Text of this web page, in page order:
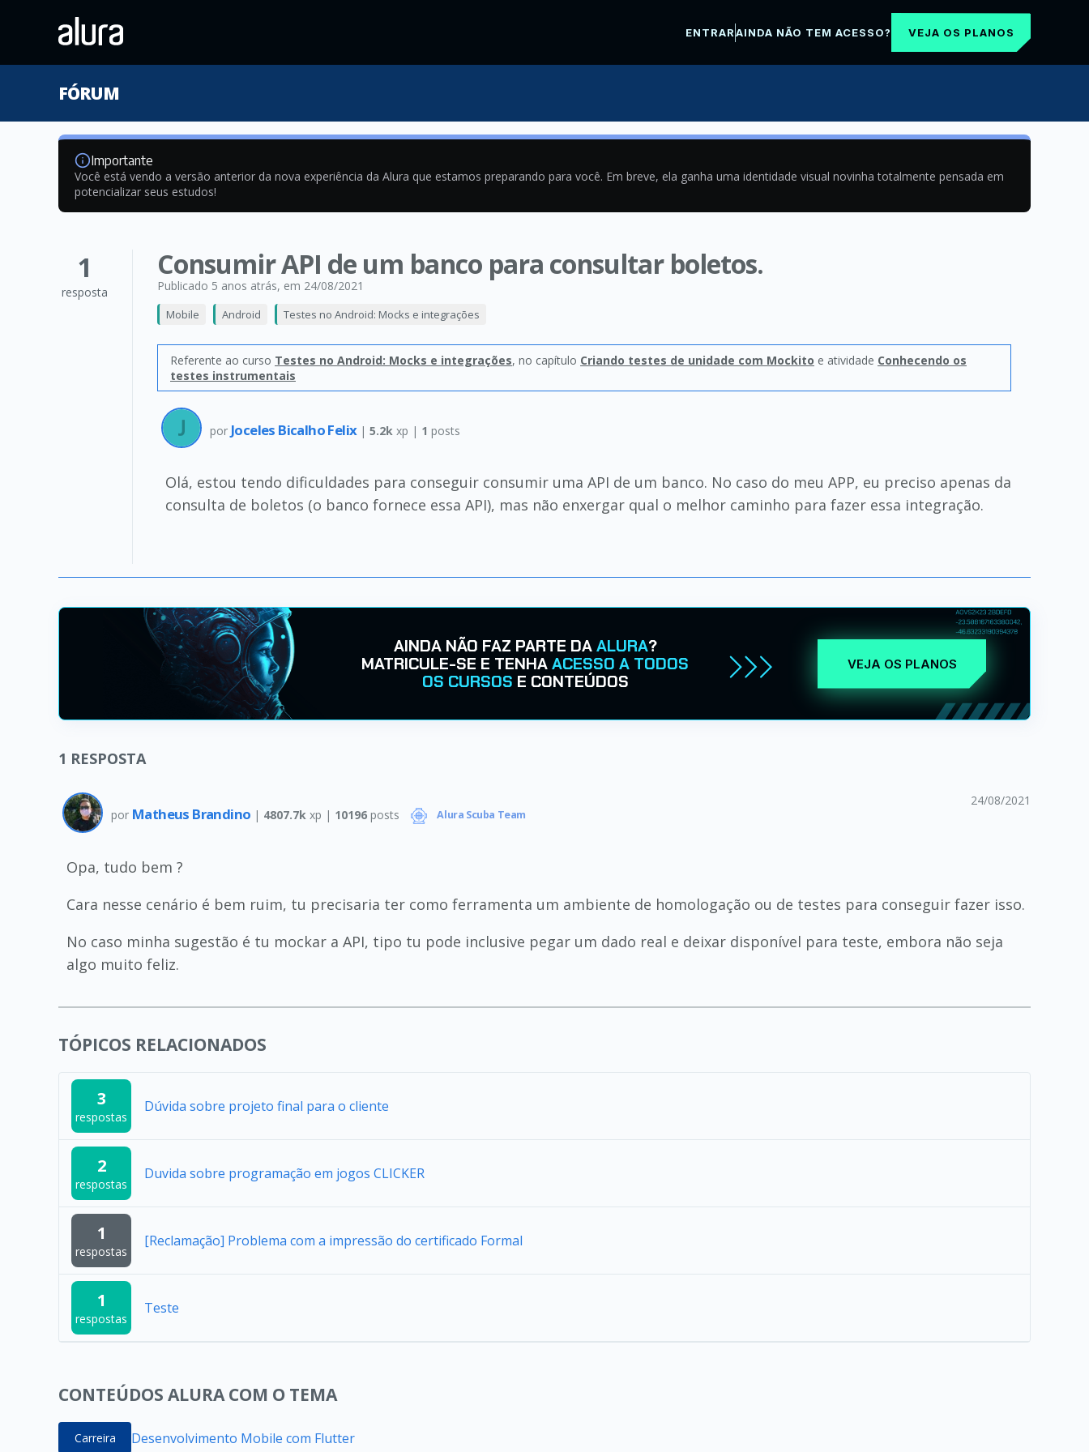
ENTRARAINDA NÃO TEM ACESSO? VEJA OS PLANOS
FÓRUM
Importante
Você está vendo a versão anterior da nova experiência da Alura que estamos preparando para você. Em breve, ela ganha uma identidade visual novinha totalmente pensada em
potencializar seus estudos!
1
resposta
Consumir API de um banco para consultar boletos.
Publicado 5 anos atrás, em 24/08/2021
Mobile Android Testes no Android: Mocks e integrações
Referente ao curso Testes no Android: Mocks e integrações, no capítulo Criando testes de unidade com Mockito e atividade Conhecendo os
testes instrumentais
por Joceles Bicalho Felix | 5.2k xp | 1 posts
Olá, estou tendo dificuldades para conseguir consumir uma API de um banco. No caso do meu APP, eu preciso apenas da
consulta de boletos (o banco fornece essa API), mas não enxergar qual o melhor caminho para fazer essa integração.
AINDA NÃO FAZ PARTE DAALURA?
MATRICULE-SE E TENHAACESSO A TODOS
OS CURSOS E CONTEÚDOS
VEJA OS PLANOS
1 RESPOSTA
por Matheus Brandino | 4807.7k xp | 10196posts Alura Scuba Team
24/08/2021
Opa, tudo bem ?
Cara nesse cenário é bem ruim, tu precisaria ter como ferramenta um ambiente de homologação ou de testes para conseguir fazer isso.
No caso minha sugestão é tu mockar a API, tipo tu pode inclusive pegar um dado real e deixar disponível para teste, embora não seja
algo muito feliz.
TÓPICOS RELACIONADOS
3
respostas
Dúvida sobre projeto final para o cliente
2
respostas
Duvida sobre programação em jogos CLICKER
1
respostas
[Reclamação] Problema com a impressão do certificado Formal
1
respostas
Teste
CONTEÚDOS ALURA COM O TEMA
Carreira Desenvolvimento Mobile com Flutter